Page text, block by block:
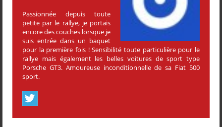
Passionnée depuis toute
petite par le rallye, je portais
encore des couches lorsque je
suis entrée dans un baquet
pour la première fois ! Sensibilité toute particulière pour le
rallye mais également les belles voitures de sport type
Porsche GT3. Amoureuse inconditionnelle de sa Fiat 500
sport.